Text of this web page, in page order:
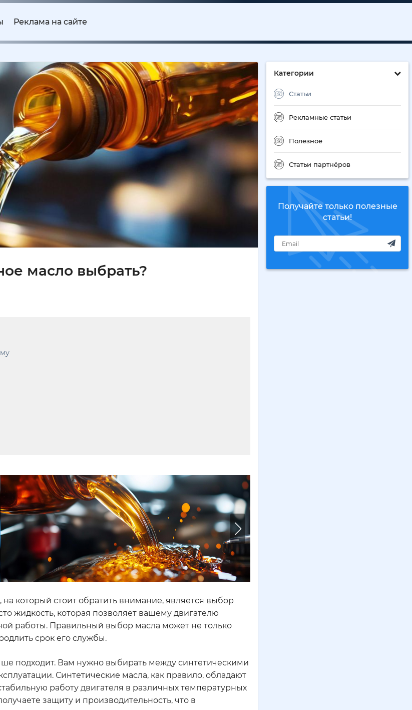
Реклама на сайте
Категории
Статьи
Рекламные статьи
Полезное
Статьи партнёров
Получайте только полезные
статьи!
масло выбрать?
который стоит обратить внимание, является выбор
жидкость, которая позволяет вашему двигателю
работы. Правильный выбор масла может не только
срок его службы.
подходит. Вам нужно выбирать между синтетическими
Синтетические масла, как правило, обладают
работу двигателя в различных температурных
защиту и производительность, что в